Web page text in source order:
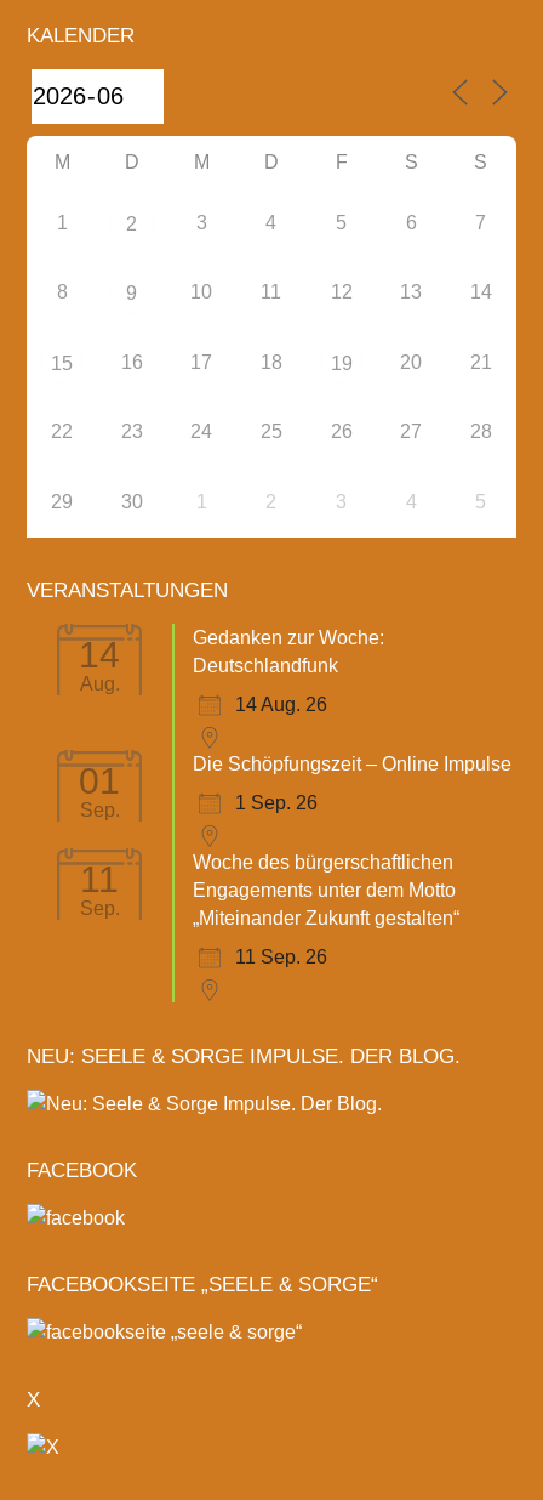
KALENDER
M D M D F S S
1 2 3 4 5 6 7
8 9 10 11 12 13 14
15 16 17 18 19 20 21
22 23 24 25 26 27 28
29 30 1 2 3 4 5
VERANSTALTUNGEN
14
Aug.
Gedanken zur Woche:
Deutschlandfunk
14 Aug. 26
01
Sep.
Die Schöpfungszeit – Online Impulse
1 Sep. 26
11
Sep.
Woche des bürgerschaftlichen
Engagements unter dem Motto
„Miteinander Zukunft gestalten“
11 Sep. 26
NEU: SEELE & SORGE IMPULSE. DER BLOG.
FACEBOOK
FACEBOOKSEITE „SEELE & SORGE“
X